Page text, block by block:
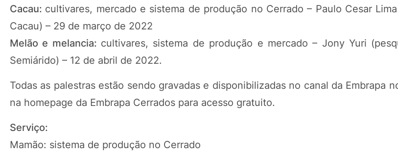
Cacau: cultivares, mercado e sistema de produção no Cerrado – Paulo Cesar
Cacau) – 29 de março de 2022
Melão e melancia: cultivares, sistema de produção e mercado – Jony Yuri
Semiárido) – 12 de abril de 2022.
Todas as palestras estão sendo gravadas e disponibilizadas no canal da Embrapa
na homepage da Embrapa Cerrados para acesso gratuito.
Serviço:
Mamão: sistema de produção no Cerrado